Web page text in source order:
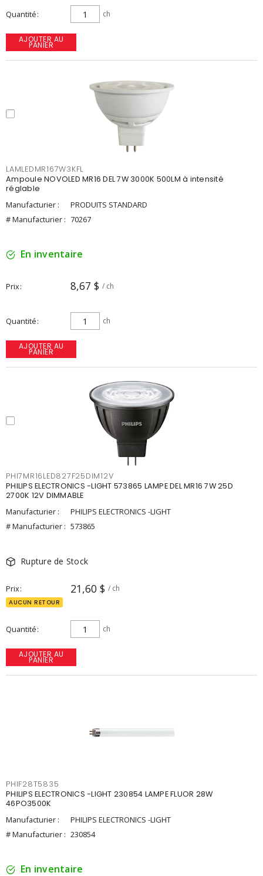
Quantité ch
AJOUTER AU
PANIER
LAMLEDMR167W3KFL
Ampoule NOVOLED MR16 DEL 7W 3000K 500LM à intensité
réglable
Manufacturier :
PRODUITS STANDARD
# Manufacturier : 70267
En inventaire
Prix 8,67 $ / ch
Quantité ch
AJOUTER AU
PANIER
PHI7MR16LED827F25DIM12V
PHILIPS ELECTRONICS -LIGHT 573865 LAMPE DEL MR16 7W 25D
2700K 12V DIMMABLE
Manufacturier :
PHILIPS ELECTRONICS -LIGHT
# Manufacturier : 573865
Rupture de Stock
Prix 21,60 $ / ch
AUCUN RETOUR
Quantité ch
AJOUTER AU
PANIER
PHIF28T5835
PHILIPS ELECTRONICS -LIGHT 230854 LAMPE FLUOR 28W
46PO3500K
Manufacturier :
PHILIPS ELECTRONICS -LIGHT
# Manufacturier : 230854
En inventaire